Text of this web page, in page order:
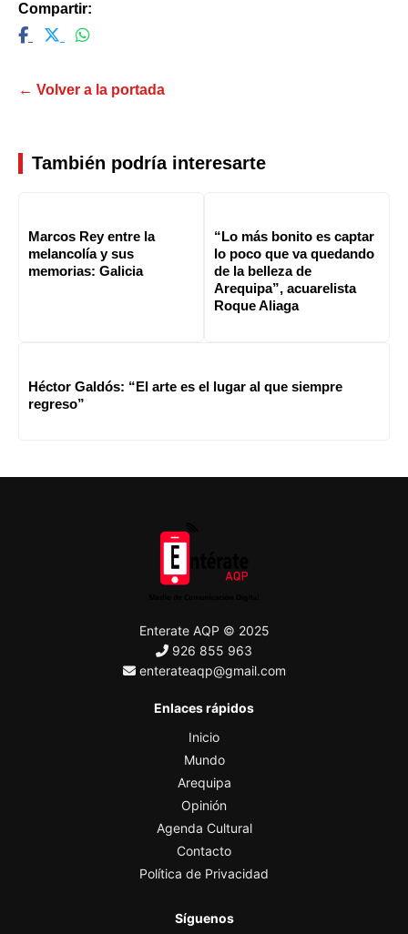
Compartir:
← Volver a la portada
También podría interesarte
Marcos Rey entre la
melancolía y sus
memorias: Galicia
“Lo más bonito es captar
lo poco que va quedando
de la belleza de
Arequipa”, acuarelista
Roque Aliaga
Héctor Galdós: “El arte es el lugar al que siempre
regreso”
Enterate AQP © 2025
926 855 963
enterateaqp@gmail.com
Enlaces rápidos
Inicio
Mundo
Arequipa
Opinión
Agenda Cultural
Contacto
Política de Privacidad
Síguenos